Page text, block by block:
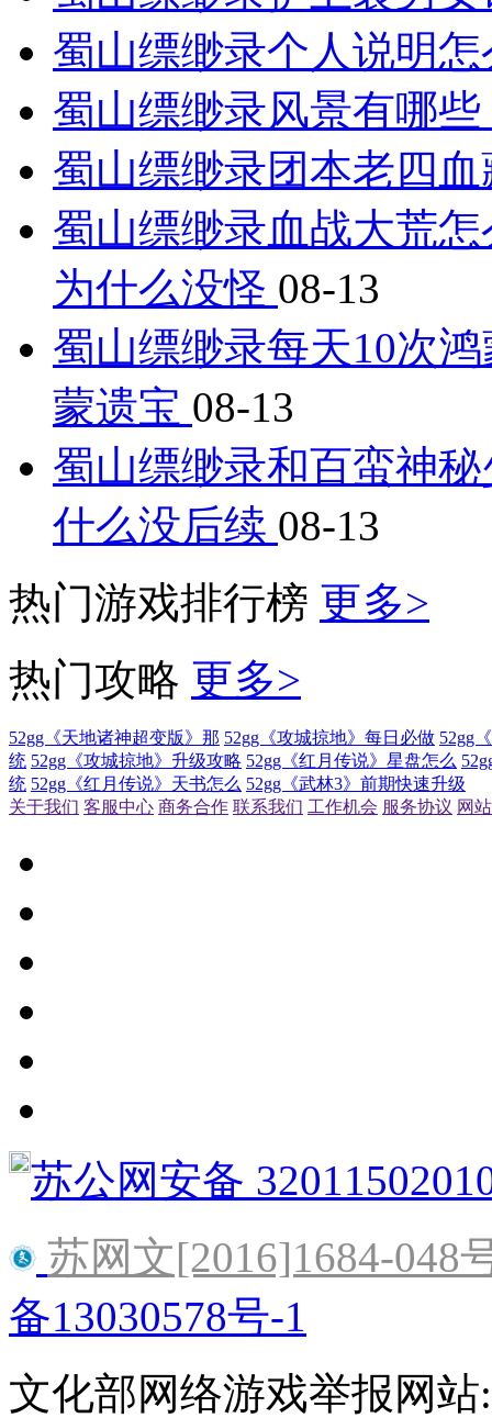
蜀山缥缈录个人说明
蜀山缥缈录风景有哪
蜀山缥缈录团本老四
蜀山缥缈录血战大荒
为什么没怪 08-13
蜀山缥缈录每天10次
蒙遗宝 08-13
蜀山缥缈录和百蛮神
什么没后续 08-13
热门游戏排行榜 更多>
热门攻略 更多>
52gg《天地诸神超变版》那 52gg《攻城掠地》每日必做 52gg
统 52gg《攻城掠地》升级攻略 52gg《红月传说》星盘怎么
统 52gg《红月传说》天书怎么 52gg《武林3》前期快速升级
关于我们 客服中心 商务合作 联系我们 工作机会 服务协议 网
苏公网安备
苏网文[2016]1684-048
备13030578号-1
文化部网络游戏举报网站